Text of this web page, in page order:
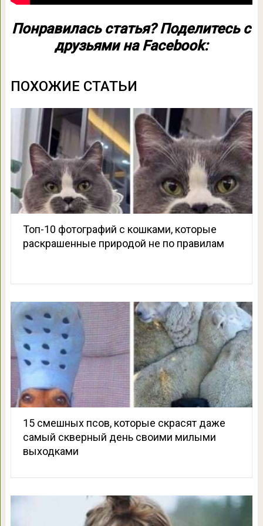
Понравилась статья? Поделитесь с
друзьями на Facebook:
ПОХОЖИЕ СТАТЬИ
Топ-10 фотографий с кошками, которые
раскрашенные природой не по правилам
15 смешных псов, которые скрасят даже
самый скверный день своими милыми
выходками